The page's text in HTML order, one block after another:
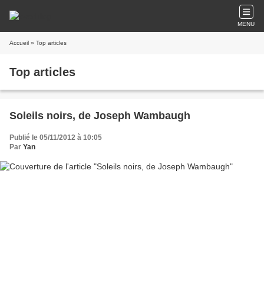
MENU
Accueil » Top articles
Top articles
Soleils noirs, de Joseph Wambaugh
Publié le 05/11/2012 à 10:05
Par Yan